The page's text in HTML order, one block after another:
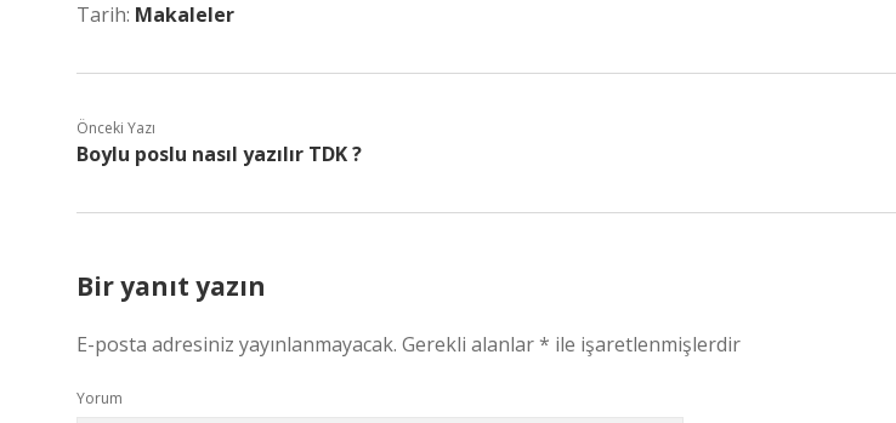
Tarih: Makaleler
Önceki Yazı
Boylu poslu nasıl yazılır TDK ?
Bir yanıt yazın
E-posta adresiniz yayınlanmayacak. Gerekli alanlar* ile işaretlenmişlerdir
Yorum